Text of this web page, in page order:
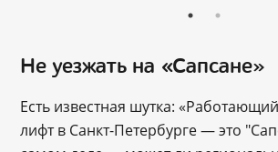
Не уезжать на «Сапсане»
Есть известная шутка:
лифт в Санкт-Петербурге ― это